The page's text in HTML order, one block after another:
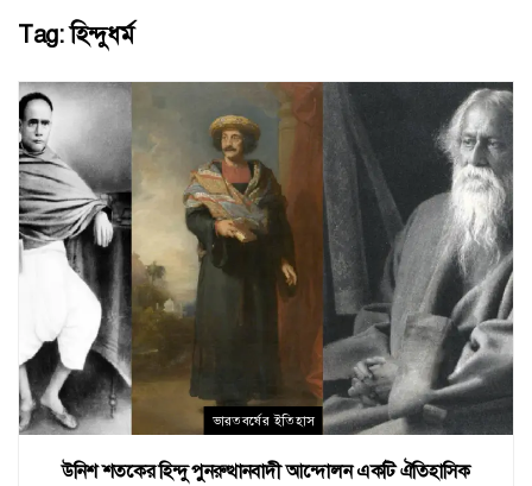
Tag:হিন্দুধর্ম
ভারতবর্ষের ইতিহাস
উনিশ শতকের হিন্দু পুনরুত্থানবাদী আন্দোলন একটি ঐতিহাসিক